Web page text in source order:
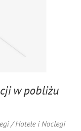
w pobliżu
/ Hotele i Noclegi